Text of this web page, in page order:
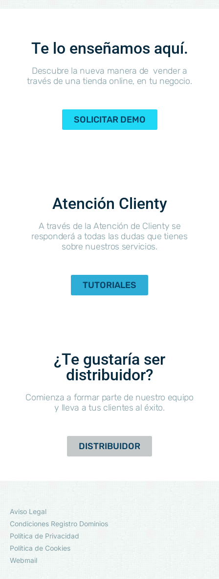
Te lo enseñamos aquí.
Descubre la nueva manera de vender a
través de una tienda online, en tu negocio.
SOLICITAR DEMO
Atención Clienty
A través de la Atención de Clienty se
responderá a todas las dudas que tienes
sobre nuestros servicios.
TUTORIALES
¿Te gustaría ser
distribuidor?
Comienza a formar parte de nuestro equipo
y lleva a tus clientes al éxito.
DISTRIBUIDOR
Aviso Legal
Condiciones Registro Dominios
Política de Privacidad
Política de Cookies
Webmail